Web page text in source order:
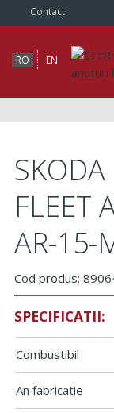
Contact
RO EN
FLEET
AR-15-
Cod produs:
SPECIFICATII:
Combustibil
An fabricatie